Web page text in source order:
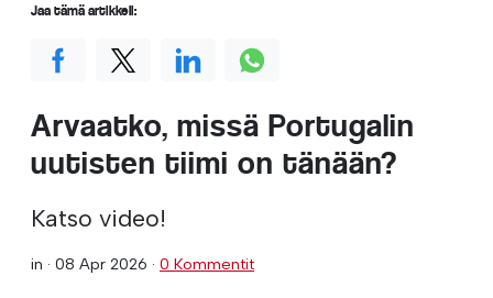
Arvaatko, missä Portugalin
uutisten tiimi on tänään?
Katso video!
in · 08 Apr 2026 · 0 Kommentit
Jaa tämä artikkeli: